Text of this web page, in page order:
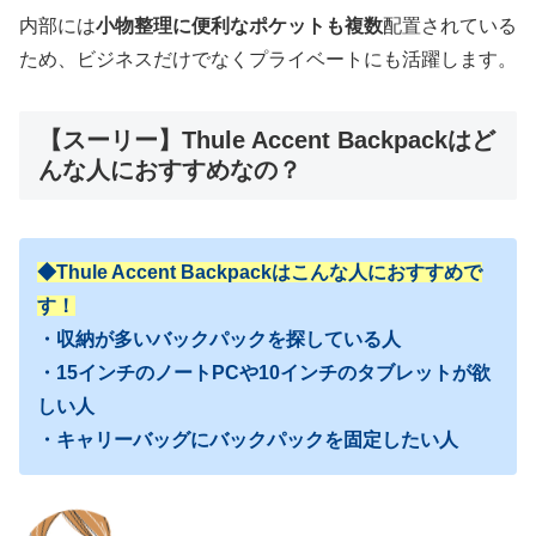
内部には小物整理に便利なポケットも複数配置されている
ため、ビジネスだけでなくプライベートにも活躍します。
【スーリー】Thule Accent Backpackはど
んな人におすすめなの？
◆Thule Accent Backpackはこんな人におすすめで
す！
・収納が多いバックパックを探している人
・15インチのノートPCや10インチのタブレットが欲
しい人
・キャリーバッグにバックパックを固定したい人